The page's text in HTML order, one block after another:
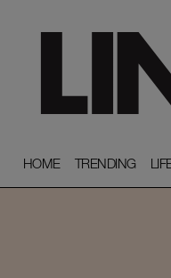
HOME
HOME TRENDING
TRENDING